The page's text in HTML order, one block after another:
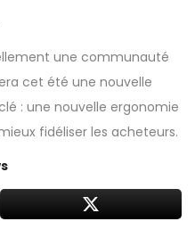
une communauté
cet été une nouvelle
: une nouvelle ergonomie
fidéliser les acheteurs.